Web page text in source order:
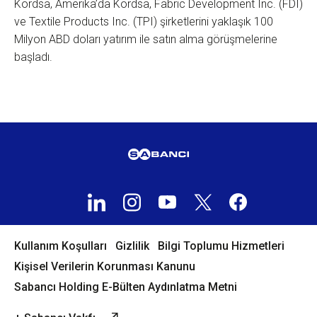
Kordsa, Amerika’da Kordsa, Fabric Development Inc. (FDI)
ve Textile Products Inc. (TPI) şirketlerini yaklaşık 100
Milyon ABD doları yatırım ile satın alma görüşmelerine
başladı.
Kullanım Koşulları Gizlilik
Bilgi Toplumu Hizmetleri
Kişisel Verilerin Korunması Kanunu
Sabancı Holding E-Bülten Aydınlatma Metni